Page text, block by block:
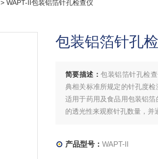
> WAPT-II包装铝箔针孔检查仪
包装铝箔针孔
简要描述：包装铝箔针孔检
典相关标准所规定的针孔度
适用于药用及食品用包装铝
的透光性来观察针孔数量，并
产品型号： WAPT-II